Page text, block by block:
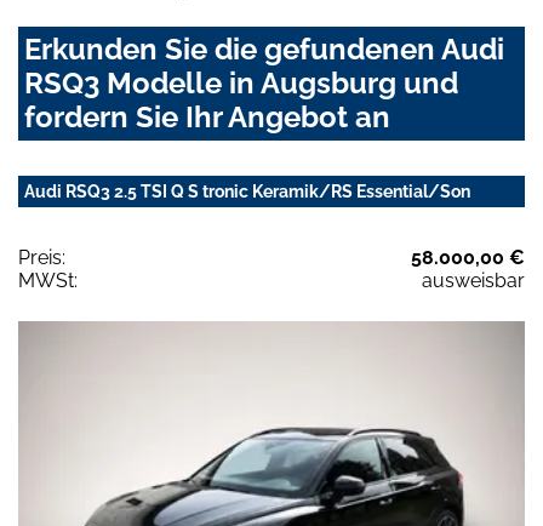
Erkunden Sie die gefundenen Audi
RSQ3 Modelle in Augsburg und
fordern Sie Ihr Angebot an
Audi RSQ3 2.5 TSI Q S tronic Keramik/RS Essential/Son
Preis:
58.000,00 €
MWSt:
ausweisbar